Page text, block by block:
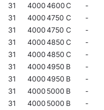
31
40004600C -
31
40004750 C -
31
40004750 C -
31
40004850 C -
31
40004850 C -
31
40004950 B -
31
40004950 B -
31
4000 5000 B -
31
4000 5000 B -